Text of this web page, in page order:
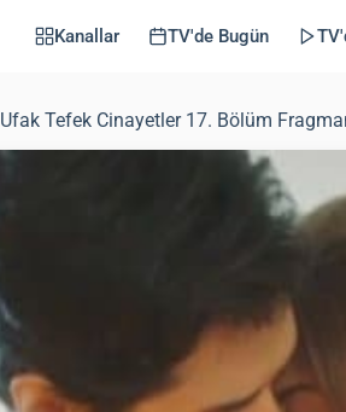
Kanallar TV'de Bugün
Ufak Tefek Cinayetler 17. Bölüm